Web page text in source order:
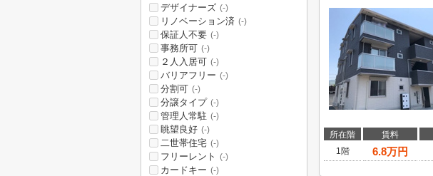
所在階 賃料
1階
6.8万円
デザイナーズ (-)
リノベーション済 (-)
保証人不要 (-)
事務所可 (-)
２人入居可 (-)
バリアフリー (-)
分割可 (-)
分譲タイプ (-)
管理人常駐 (-)
眺望良好 (-)
二世帯住宅 (-)
フリーレント (-)
カードキー (-)